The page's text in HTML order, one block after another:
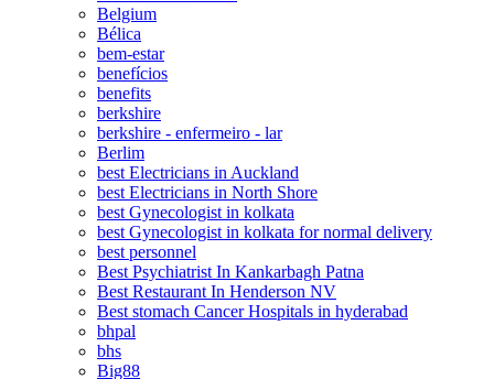
Belgium
Bélica
bem-estar
benefícios
benefits
berkshire
berkshire - enfermeiro - lar
Berlim
best Electricians in Auckland
best Electricians in North Shore
best Gynecologist in kolkata
best Gynecologist in kolkata for normal delivery
best personnel
Best Psychiatrist In Kankarbagh Patna
Best Restaurant In Henderson NV
Best stomach Cancer Hospitals in hyderabad
bhpal
bhs
Big88